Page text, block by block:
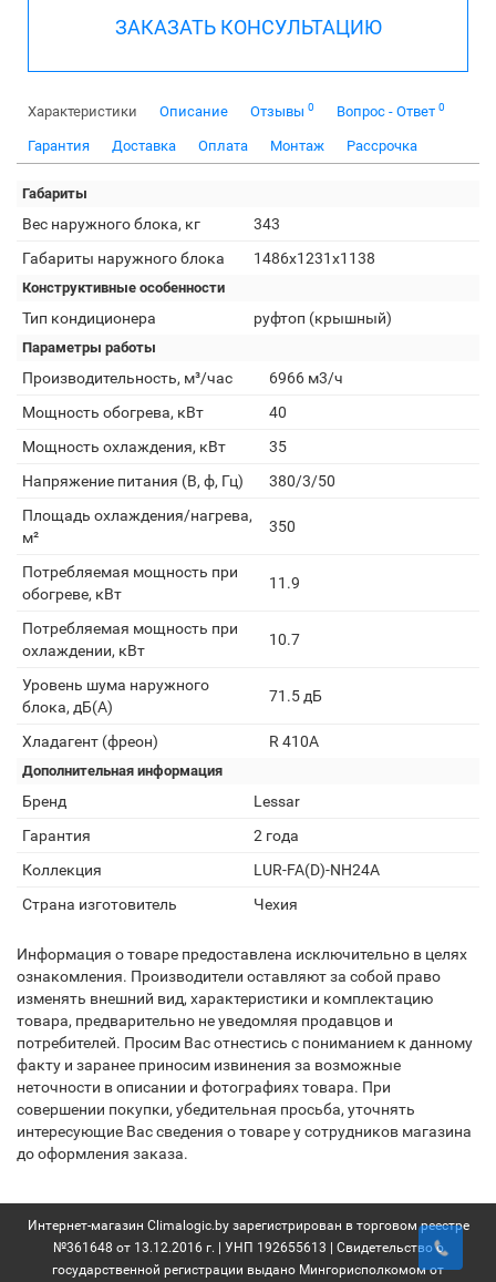
ЗАКАЗАТЬ КОНСУЛЬТАЦИЮ
Характеристики Описание Отзывы 0 Вопрос - Ответ 0
Гарантия Доставка Оплата Монтаж Рассрочка
Габариты
Вес наружного блока, кг
343
Габариты наружного блока
1486x1231x1138
Конструктивные особенности
Тип кондиционера руфтоп (крышный)
Параметры работы
Производительность, м³/час
6966 м3/ч
Мощность обогрева, кВт
40
Мощность охлаждения, кВт
35
Напряжение питания (В, ф, Гц)
380/3/50
Площадь охлаждения/нагрева,
м²
350
Потребляемая мощность при
обогреве, кВт
11.9
Потребляемая мощность при
охлаждении, кВт
10.7
Уровень шума наружного
блока, дБ(А)
71.5 дБ
Хладагент (фреон) R 410A
Дополнительная информация
Бренд
Lessar
Гарантия
2 года
Коллекция
LUR-FA(D)-NH24A
Страна изготовитель
Чехия
Информация о товаре предоставлена исключительно в целях
ознакомления. Производители оставляют за собой право
изменять внешний вид, характеристики и комплектацию
товара, предварительно не уведомляя продавцов и
потребителей. Просим Вас отнестись с пониманием к данному
факту и заранее приносим извинения за возможные
неточности в описании и фотографиях товара. При
совершении покупки, убедительная просьба, уточнять
интересующие Вас сведения о товаре у сотрудников магазина
до оформления заказа.
Интернет-магазин Climalogic.by зарегистрирован в торговом реестре
№361648 от 13.12.2016 г. | УНП 192655613 | Свидетельство о
государственной регистрации выдано Мингорисполкомом от